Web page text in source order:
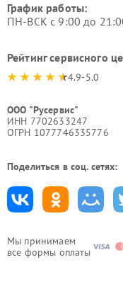
Мы принимаем
все формы оплаты
График работы:
ПН-ВСК с 9:00 до
Рейтинг сервисного
4.9-5.0
ООО "Русервис"
ИНН 7702633247
ОГРН 1077746335776
Поделиться в соц. сетях: